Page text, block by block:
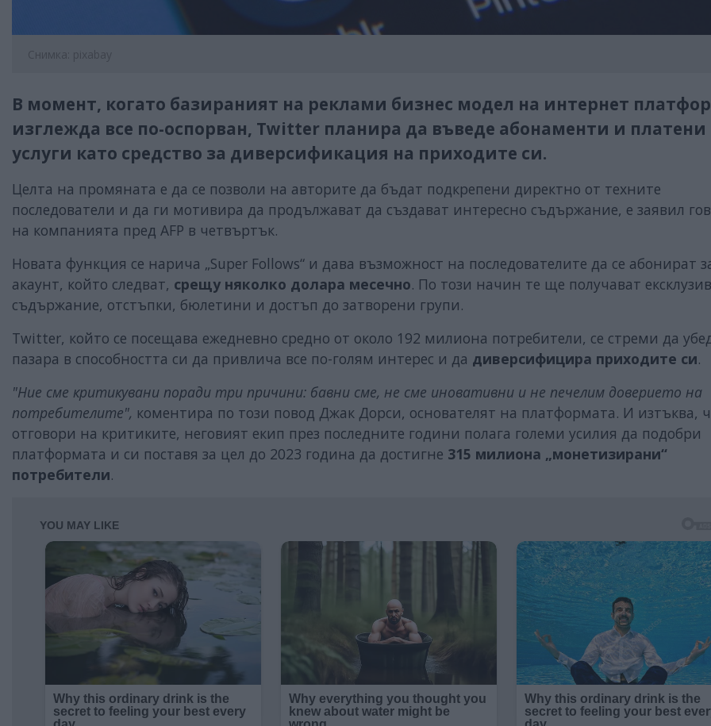
Снимка: pixabay
В момент, когато базираният на реклами бизнес модел на интернет
изглежда все по-оспорван, Twitter планира да въведе абонаменти и платени
услуги като средство за диверсификация на приходите си.
Целта на промяната е да се позволи на авторите да бъдат подкрепени директно от техните
последователи и да ги мотивира да продължават да създават интересно съдържание, е заявил
на компанията пред AFP в четвъртък.
Новата функция се нарича „Super Follows“ и дава възможност на последователите да се абонират
акаунт, който следват, срещу няколко долара месечно. По този начин те ще получават
съдържание, отстъпки, бюлетини и достъп до затворени групи.
Twitter, който се посещава ежедневно средно от около 192 милиона потребители, се стреми да
пазара в способността си да привлича все по-голям интерес и да диверсифицира приходите си.
"Ние сме критикувани поради три причини: бавни сме, не сме иновативни и не печелим доверието на
потребителите", коментира по този повод Джак Дорси, основателят на платформата. И изтъква,
отговори на критиките, неговият екип през последните години полага големи усилия да подобри
платформата и си поставя за цел до 2023 година да достигне 315 милиона „монетизирани“
потребители.